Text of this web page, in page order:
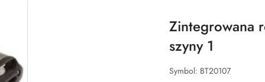
Zintegrowana
szyny 1
Symbol: BT20107